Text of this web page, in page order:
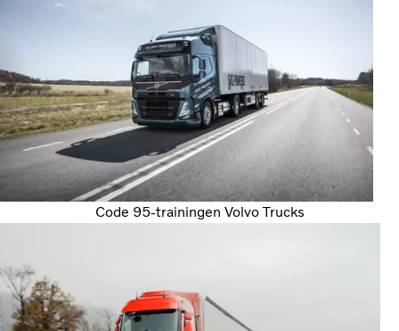
Code 95-trainingen Volvo Trucks